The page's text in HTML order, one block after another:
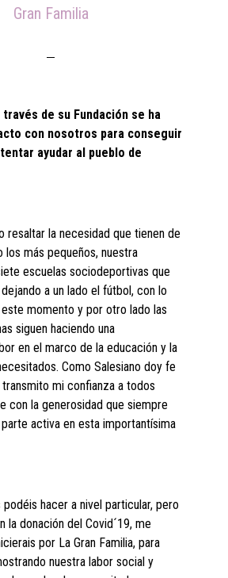
Gran Familia
través de su Fundación se ha
con nosotros para conseguir
ayudar al pueblo de
resaltar la necesidad que tienen de
los más pequeños, nuestra
escuelas sociodeportivas que
a un lado el fútbol, con lo
momento y por otro lado las
siguen haciendo una
en el marco de la educación y la
Como Salesiano doy fe
mi confianza a todos
con la generosidad que siempre
activa en esta importantísima
hacer a nivel particular, pero
la donación del Covid´19, me
por La Gran Familia, para
nuestra labor social y